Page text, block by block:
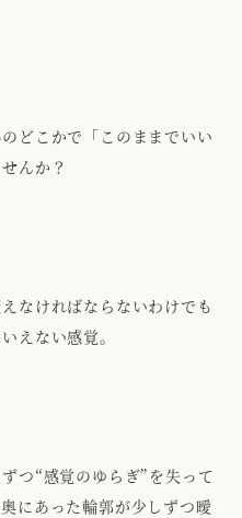
どこかで「このままでいい
んか？
なければならないわけでも
えない感覚。
つ“感覚のゆらぎ”を失って
にあった輪郭が少しずつ曖